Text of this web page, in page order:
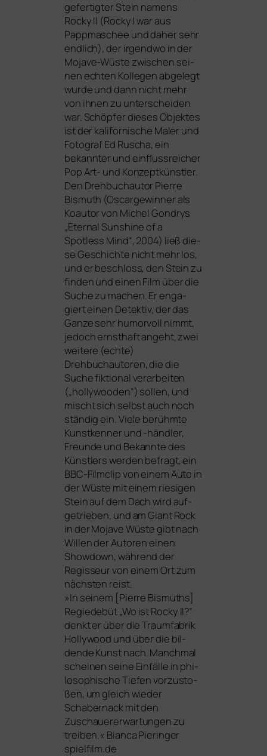
gefer­tig­ter Stein namens
RockyII (Rocky I war aus
Pappmaschee und daher sehr
end­lich), der irgend­wo in der
Mojave-Wüste zwi­schen sei­
nen ech­ten Kollegen abge­legt
wur­de und dann nicht mehr
von ihnen zu unter­schei­den
war. Schöpfer die­ses Objektes
ist der kali­for­ni­sche Maler und
Fotograf Ed Ruscha, ein
bekann­ter und ein­fluss­rei­cher
Pop Art- und Konzeptkünstler.
Den Drehbuchautor Pierre
Bismuth (Oscargewinner als
Koautor von Michel Gondrys
„Eternal Sunshine of a
Spotless Mind“, 2004) ließ die­
se Geschichte nicht mehr los,
und er beschloss, den Stein zu
fin­den und einen Film über die
Suche zu machen. Er enga­
giert einen Detektiv, der das
Ganze sehr humor­voll nimmt,
jedoch ernst­haft angeht, zwei
wei­te­re (ech­te)
Drehbuchautoren, die die
Suche fik­tio­nal ver­ar­bei­ten
(„hol­ly­woo­den”) sol­len, und
mischt sich selbst auch noch
stän­dig ein. Viele berühm­te
Kunstkenner und ‑händ­ler,
Freunde und Bekannte des
Künstlers wer­den befragt, ein
BBC-Filmclip von einem Auto in
der Wüste mit einem rie­si­gen
Stein auf dem Dach wird auf­
ge­trie­ben, und am Giant Rock
in der Mojave Wüste gibt nach
Willen der Autoren einen
Showdown, wäh­rend der
Regisseur von einem Ort zum
nächs­ten reist.
»In sei­nem [Pierre Bismuths]
Regiedebüt „Wo ist Rocky II?”
denkt er über die Traumfabrik
Hollywood und über die bil­
den­de Kunst nach. Manchmal
schei­nen sei­ne Einfälle in phi­
lo­so­phi­sche Tiefen vor­zu­sto­
ßen, um gleich wie­der
Schabernack mit den
Zuschauererwartungen zu
trei­ben.« Bianca Pieringer
spielfilm.de